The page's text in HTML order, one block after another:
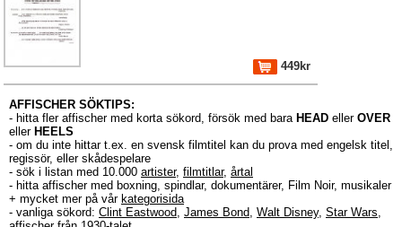
449kr
AFFISCHER SÖKTIPS:
- hitta fler affischer med korta sökord, försök med bara HEAD eller OVER
eller HEELS
- om du inte hittar t.ex. en svensk filmtitel kan du prova med engelsk titel,
regissör, eller skådespelare
- sök i listan med 10.000 artister, filmtitlar, årtal
- hitta affischer med boxning, spindlar, dokumentärer, Film Noir, musikaler
+ mycket mer på vår kategorisida
- vanliga sökord: Clint Eastwood, James Bond, Walt Disney, Star Wars,